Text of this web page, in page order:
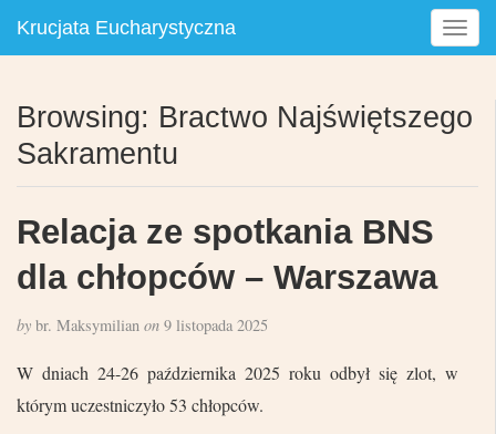
Krucjata Eucharystyczna
T
o
l
o
Browsing: Bractwo Najświętszego
Sakramentu
Relacja ze spotkania BNS
dla chłopców – Warszawa
by br. Maksymilian on 9 listopada 2025
W dniach 24-26 października 2025 roku odbył się zlot, w
którym uczestniczyło 53 chłopców.